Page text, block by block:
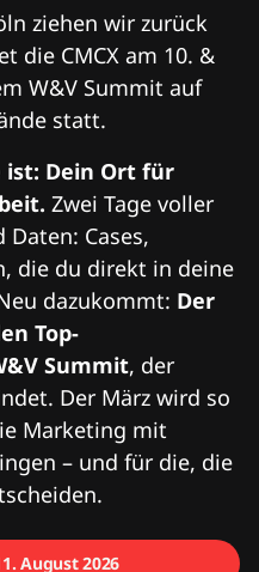
ziehen wir zurück
die CMCX am 10. &
W&V Summit auf
statt.
ist: Dein Ort für
Zwei Tage voller
Cases,
die du direkt in deine
dazukommt: Der
Top-
Summit, der
Der März wird so
Marketing mit
– und für die, die
August 2026